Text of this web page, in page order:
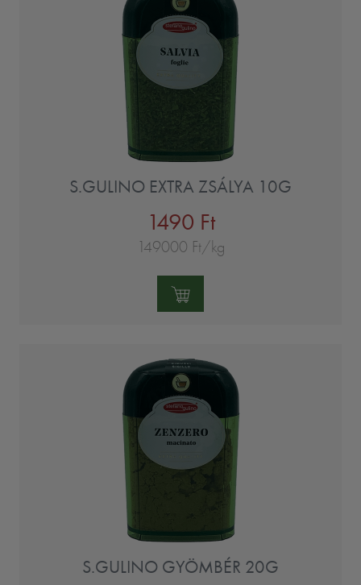
S.GULINO EXTRA ZSÁLYA 10G
1490 Ft
149000 Ft/kg
Mennyiség:
S.GULINO GYÖMBÉR 20G